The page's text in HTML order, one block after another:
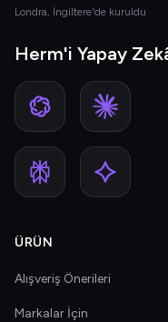
Londra, İngiltere'de kuruldu
Herm'i Yapay
ÜRÜN
Alışveriş Önerileri
Markalar İçin